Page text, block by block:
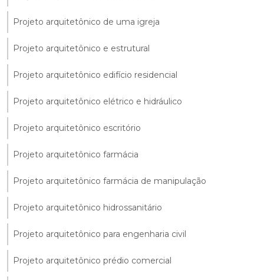
Projeto arquitetônico de uma igreja
Projeto arquitetônico e estrutural
Projeto arquitetônico edifício residencial
Projeto arquitetônico elétrico e hidráulico
Projeto arquitetônico escritório
Projeto arquitetônico farmácia
Projeto arquitetônico farmácia de manipulação
Projeto arquitetônico hidrossanitário
Projeto arquitetônico para engenharia civil
Projeto arquitetônico prédio comercial